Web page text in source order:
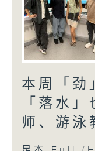
本周「劲
「落水
师、游